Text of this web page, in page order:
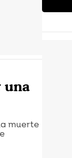
una
muerte